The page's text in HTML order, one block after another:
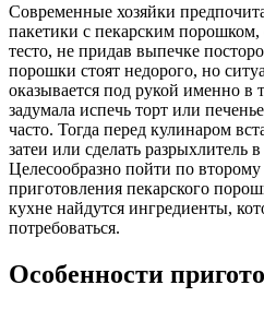
Современные хозяйки
пакетики с пекарским
тесто, не придав выпечке
порошки стоят недорого, но
оказывается под рукой именно в
задумала испечь торт или
часто. Тогда перед кулинаром
затеи или сделать разрыхлитель
Целесообразно пойти по
приготовления пекарского
кухне найдутся ингредиенты,
потребоваться.
Особенности